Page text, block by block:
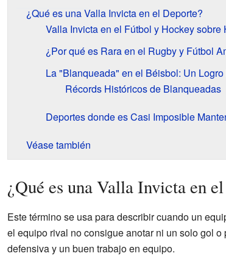
¿Qué es una Valla Invicta en el Deporte?
Valla Invicta en el Fútbol y Hockey sobre
¿Por qué es Rara en el Rugby y Fútbol
La "Blanqueada" en el Béisbol: Un
Récords Históricos de Blanqueadas
Deportes donde es Casi Imposible
Véase también
¿Qué es una Valla Invicta en
Este término se usa para describir cuando un
el equipo rival no consigue anotar ni un solo gol
defensiva y un buen trabajo en equipo.